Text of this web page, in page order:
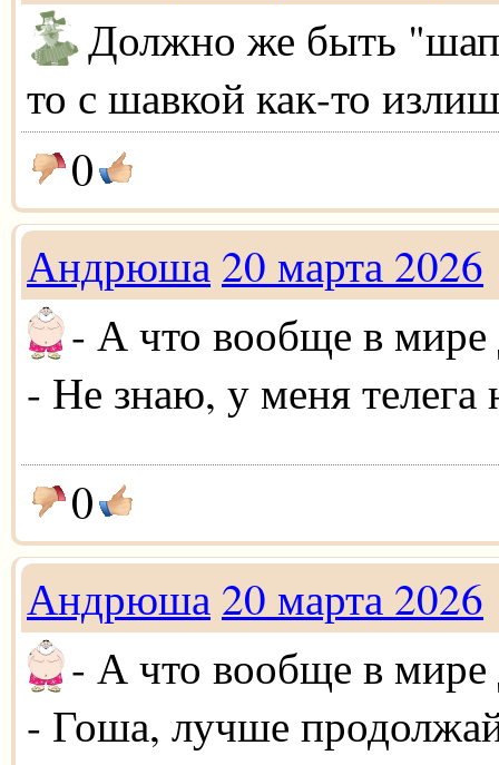
Должно же быть
то с шавкой как-то
0
Андрюша 20 марта 2026
- А что вообще в мире
- Не знаю, у меня телега
0
Андрюша 20 марта 2026
- А что вообще в мире
- Гоша, лучше